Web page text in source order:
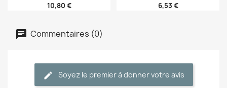
10,80 € 6,53 €
Commentaires (0)
Soyez le premier à donner votre avis